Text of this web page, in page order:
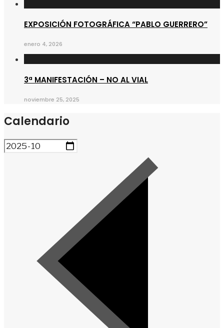
EXPOSICIÓN FOTOGRÁFICA “PABLO GUERRERO”
enero 4, 2026
3ª MANIFESTACIÓN – NO AL VIAL
noviembre 25, 2025
Calendario